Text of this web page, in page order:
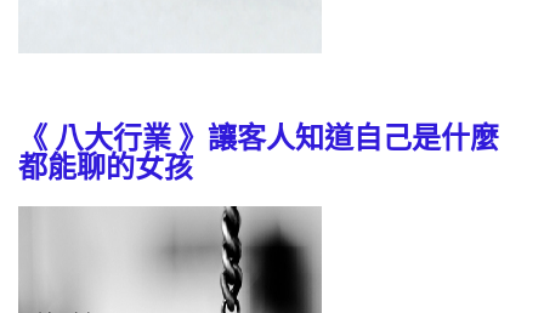
《 八大行業 》讓客人知道自己是什麼
都能聊的女孩